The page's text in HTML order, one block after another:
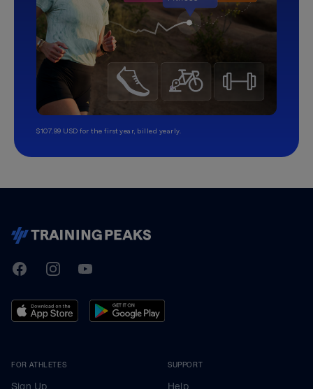
$107.99 USD for the first year, billed yearly.
TrainingPeaks
FacebookInstagramYoutube
FOR ATHLETES
Sign Up
SUPPORT
Help